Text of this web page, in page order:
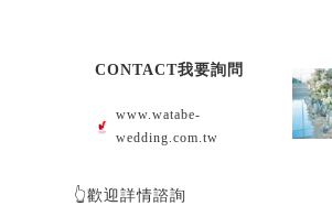
CONTACT我要詢問
www.watabe-
wedding.com.tw
👆歡迎詳情諮詢